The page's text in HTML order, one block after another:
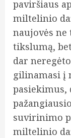
paviršiaus
miltelinio
naujovės
tikslumą,
dar
gilinamasi į
pasiekimus,
suvirinimo
miltelinio